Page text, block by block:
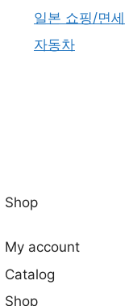
일본 쇼핑/면세
자동차
Shop
My account
Catalog
Shop